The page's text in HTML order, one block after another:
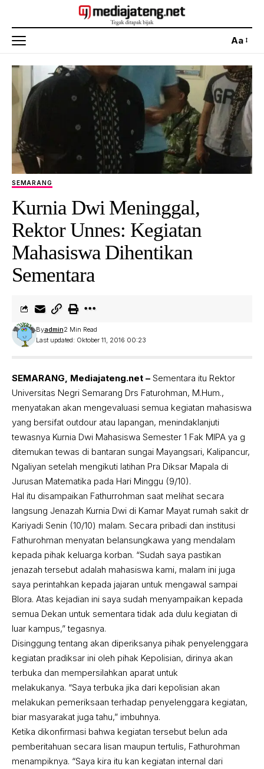
Aa
SEMARANG
Kurnia Dwi Meninggal,
Rektor Unnes: Kegiatan
Mahasiswa Dihentikan
Sementara
Last updated: Oktober 11, 2016 00:23
Byadmin2 Min Read
SEMARANG, Mediajateng.net – Sementara itu Rektor
Universitas Negri Semarang Drs Faturohman, M.Hum.,
menyatakan akan mengevaluasi semua kegiatan mahasiswa
yang bersifat outdour atau lapangan, menindaklanjuti
tewasnya Kurnia Dwi Mahasiswa Semester 1 Fak MIPA ya g
ditemukan tewas di bantaran sungai Mayangsari, Kalipancur,
Ngaliyan setelah mengikuti latihan Pra Diksar Mapala di
Jurusan Matematika pada Hari Minggu (9/10).
Hal itu disampaikan Fathurrohman saat melihat secara
langsung Jenazah Kurnia Dwi di Kamar Mayat rumah sakit dr
Kariyadi Senin (10/10) malam. Secara pribadi dan institusi
Fathurohman menyatan belansungkawa yang mendalam
kepada pihak keluarga korban. “Sudah saya pastikan
jenazah tersebut adalah mahasiswa kami, malam ini juga
saya perintahkan kepada jajaran untuk mengawal sampai
Blora. Atas kejadian ini saya sudah menyampaikan kepada
semua Dekan untuk sementara tidak ada dulu kegiatan di
luar kampus,” tegasnya.
Disinggung tentang akan diperiksanya pihak penyelenggara
kegiatan pradiksar ini oleh pihak Kepolisian, dirinya akan
terbuka dan mempersilahkan aparat untuk
melakukanya. “Saya terbuka jika dari kepolisian akan
melakukan pemeriksaan terhadap penyelenggara kegiatan,
biar masyarakat juga tahu,” imbuhnya.
Ketika dikonfirmasi bahwa kegiatan tersebut belun ada
pemberitahuan secara lisan maupun tertulis, Fathurohman
menampiknya. “Saya kira itu kan kegiatan internal dari